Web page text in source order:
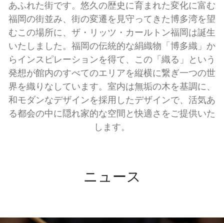
あふれた街です。悠久の歴史に育まれた変化に富む
福岡の街並み、街の変遷を見守ってきた博多湾を望
むこの場所に、ザ・リッツ・カールトン福岡は誕生
いたしました。福岡の伝統的な絹織物「博多織」か
らインスピレーションを得て、この「織る」という
発想が館内のすべてのエリアを縦横に繋ぎ一つの世
界を織りなしています。室内は無垢の木を基調に、
和モダンなデザインを採用したデザインで、活気あ
る都会の中に隠れ家的な空間と快適さをご提供いた
します。
ニュース